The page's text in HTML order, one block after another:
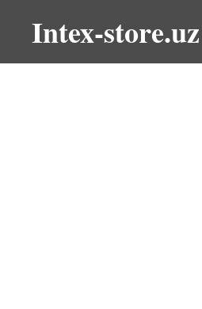
Intex-store.uz